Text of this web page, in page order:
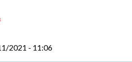
2021 - 11:06